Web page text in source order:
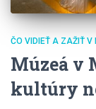
ČO VIDIEŤ A ZAŽIŤ V
Múzeá v
kultúry